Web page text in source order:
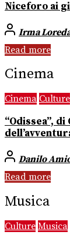
Niceforo ai
Irma
Read more
Cinema
Cinema Culture
“Odissea”,
Danilo
Read more
Musica
Culture Musica